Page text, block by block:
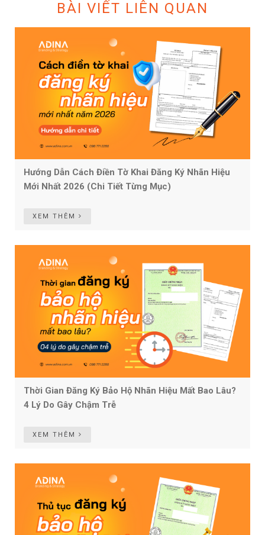
BÀI VIẾT LIÊN QUAN
Hướng Dẫn Cách Điền Tờ Khai Đăng Ký Nhãn Hiệu
Mới Nhất 2026 (Chi Tiết Từng Mục)
XEM THÊM
Thời Gian Đăng Ký Bảo Hộ Nhãn Hiệu Mất Bao Lâu?
4 Lý Do Gây Chậm Trễ
XEM THÊM